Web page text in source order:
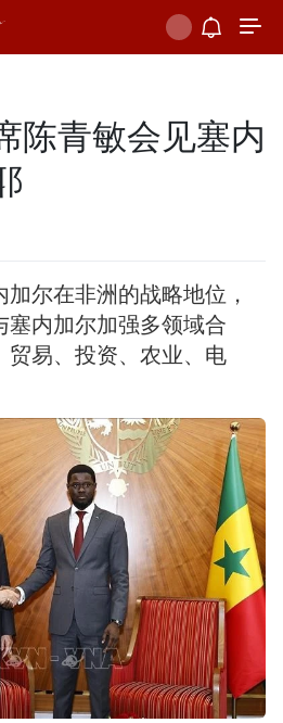
陈青敏会见塞内
尔在非洲的战略地位，
塞内加尔加强多领域合
贸易、投资、农业、电